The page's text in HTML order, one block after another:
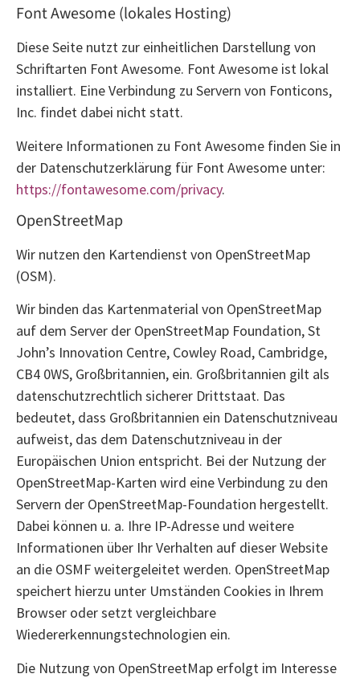
Font Awesome (lokales Hosting)
Diese Seite nutzt zur einheitlichen Darstellung von
Schriftarten Font Awesome. Font Awesome ist lokal
installiert. Eine Verbindung zu Servern von Fonticons,
Inc. findet dabei nicht statt.
Weitere Informationen zu Font Awesome finden Sie in
der Datenschutzerklärung für Font Awesome unter:
https://fontawesome.com/privacy.
OpenStreetMap
Wir nutzen den Kartendienst von OpenStreetMap
(OSM).
Wir binden das Kartenmaterial von OpenStreetMap
auf dem Server der OpenStreetMap Foundation, St
John’s Innovation Centre, Cowley Road, Cambridge,
CB4 0WS, Großbritannien, ein. Großbritannien gilt als
datenschutzrechtlich sicherer Drittstaat. Das
bedeutet, dass Großbritannien ein Datenschutzniveau
aufweist, das dem Datenschutzniveau in der
Europäischen Union entspricht. Bei der Nutzung der
OpenStreetMap-Karten wird eine Verbindung zu den
Servern der OpenStreetMap-Foundation hergestellt.
Dabei können u. a. Ihre IP-Adresse und weitere
Informationen über Ihr Verhalten auf dieser Website
an die OSMF weitergeleitet werden. OpenStreetMap
speichert hierzu unter Umständen Cookies in Ihrem
Browser oder setzt vergleichbare
Wiedererkennungstechnologien ein.
Die Nutzung von OpenStreetMap erfolgt im Interesse